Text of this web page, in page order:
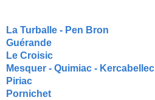
La Turballe - Pen Bron
Guérande
Le Croisic
Mesquer - Quimiac - Kercabellec
Piriac
Pornichet